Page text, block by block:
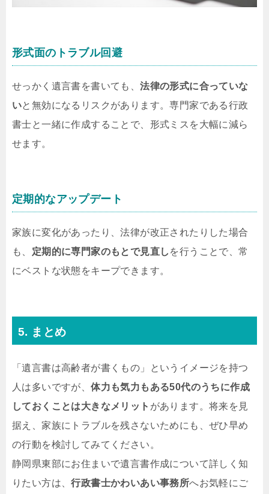
形式面のトラブル回避
せっかく遺言書を書いても、法律の形式に合っていな
いと無効になるリスクがあります。専門家である行政
書士と一緒に作成することで、形式ミスを大幅に減ら
せます。
定期的なアップデート
家族に変化があったり、法律が改正されたりした場合
も、 定期的に専門家のもとで見直し を行うことで、常
にベストな状態をキープできます。
5. まとめ
「遺言書は高齢者が書くもの」というイメージを持つ
人は多いですが、体力も気力もある50代のうちに作成
しておくことは大きなメリット があります。将来を見
据え、家族にトラブルを残さないためにも、ぜひ早め
の行動を検討してみてください。
静岡県東部にお住まいで遺言書作成について詳しく知
りたい方は、行政書士かわいあい事務所へお気軽にご